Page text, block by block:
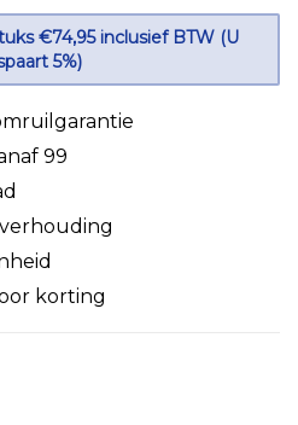
€74,95 inclusief BTW (U
5%)
99
korting